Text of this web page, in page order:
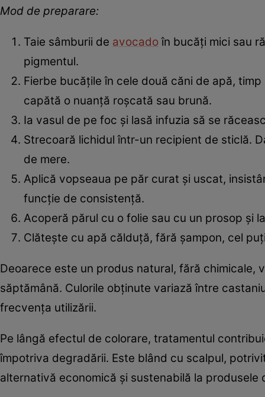
Mod de preparare:
Taie sâmburii de avocadoîn bucăți mici sau
pigmentul.
Fierbe bucățile în cele două căni de apă,
capătă o nuanță roșcată sau brună.
Ia vasul de pe foc și lasă infuzia să se
Strecoară lichidul într-un recipient de sticlă.
de mere.
Aplică vopseaua pe păr curat și uscat,
funcție de consistență.
Acoperă părul cu o folie sau cu un prosop și
Clătește cu apă călduță, fără șampon, cel
Deoarece este un produs natural, fără chimicale,
săptămână. Culorile obținute variază între
frecvența utilizării.
Pe lângă efectul de colorare, tratamentul
împotriva degradării. Este blând cu scalpul,
alternativă economică și sustenabilă la produsele